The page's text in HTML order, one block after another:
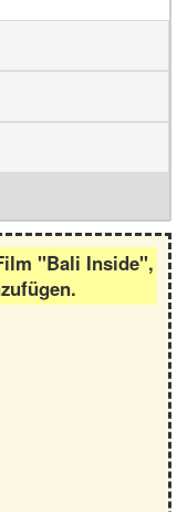
"Bali Inside",